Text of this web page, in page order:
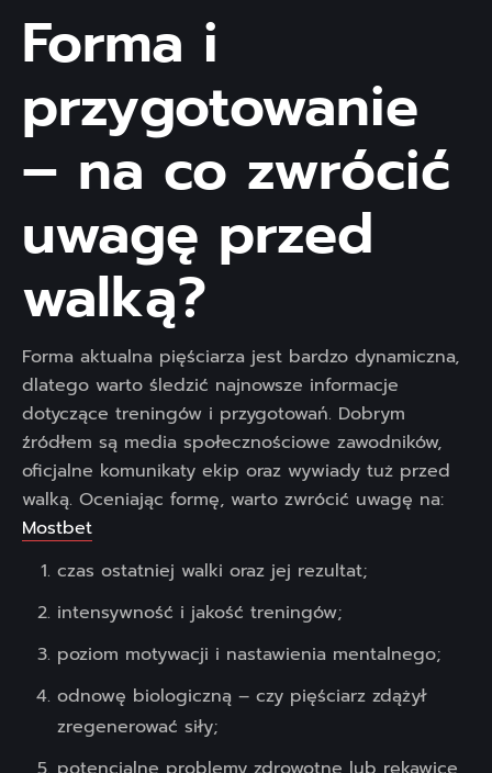
Forma i
przygotowanie
– na co zwrócić
uwagę przed
walką?
Forma aktualna pięściarza jest bardzo dynamiczna,
dlatego warto śledzić najnowsze informacje
dotyczące treningów i przygotowań. Dobrym
źródłem są media społecznościowe zawodników,
oficjalne komunikaty ekip oraz wywiady tuż przed
walką. Oceniając formę, warto zwrócić uwagę na:
Mostbet
czas ostatniej walki oraz jej rezultat;
intensywność i jakość treningów;
poziom motywacji i nastawienia mentalnego;
odnowę biologiczną – czy pięściarz zdążył
zregenerować siły;